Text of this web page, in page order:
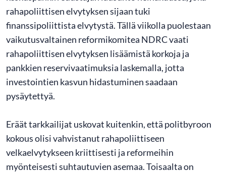
rahapoliittisen elvytyksen sijaan tuki
finanssipoliittista elvytystä. Tällä viikolla puolestaan
vaikutusvaltainen reformikomitea NDRC vaati
rahapoliittisen elvytyksen lisäämistä korkoja ja
pankkien reservivaatimuksia laskemalla, jotta
investointien kasvun hidastuminen saadaan
pysäytettyä.
Eräät tarkkailijat uskovat kuitenkin, että politbyroon
kokous olisi vahvistanut rahapoliittiseen
velkaelvytykseen kriittisesti ja reformeihin
myönteisesti suhtautuvien asemaa. Toisaalta on